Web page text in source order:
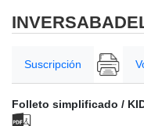
Suscripción
Folleto simplificado /